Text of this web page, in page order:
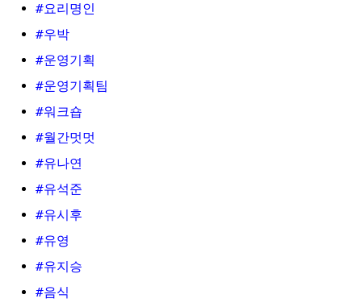
#요리명인
#우박
#운영기획
#운영기획팀
#워크숍
#월간멋멋
#유나연
#유석준
#유시후
#유영
#유지승
#음식